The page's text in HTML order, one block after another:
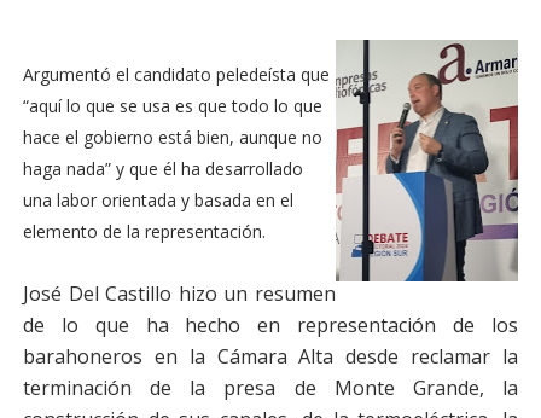
Argumentó el candidato peledeísta que
“aquí lo que se usa es que todo lo que
hace el gobierno está bien, aunque no
haga nada” y que él ha desarrollado
una labor orientada y basada en el
elemento de la representación.
José Del Castillo hizo un resumen
de lo que ha hecho en representación de los
barahoneros en la Cámara Alta desde reclamar la
terminación de la presa de Monte Grande, la